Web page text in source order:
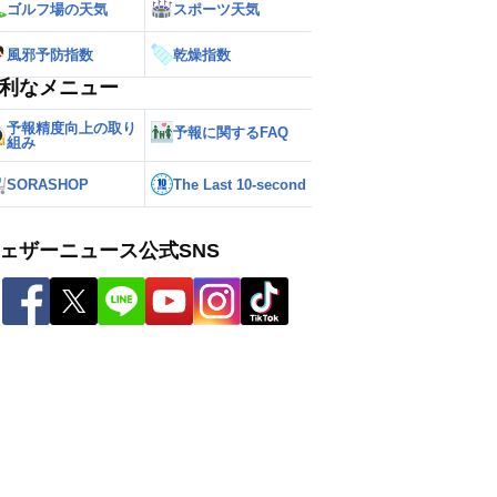
ゴルフ場の天気 スポーツ天気
風邪予防指数 乾燥指数
なメニュー
予報精度向上の取り
組み
予報に関するFAQ
SORASHOP The Last 10-second
ザーニュース公式SNS